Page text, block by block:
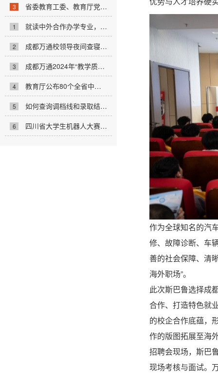
3 省委教育工委、教育厅党组举办党纪学习...
1 就读中外合作办学专业，这些信息一定要...
2 成都万通校领导夜间查寝，暖心关怀学子...
3 成都万通2024年“教学质量提升百日工程”...
4 教育厅公布80个全省中小学人工智能教育...
5 如何查询调档线和录取结果...
6 四川省大学生机器人大赛举行 1300余名...
作为全球知名的汽
修、故障诊断、车
善的社会保障、清
海外职场”。
此次斯巴鲁选择成
合作、打造特色就
的校企合作底蕴，
作的版图拓展至海
招聘会现场，斯巴
现场考核与面试。